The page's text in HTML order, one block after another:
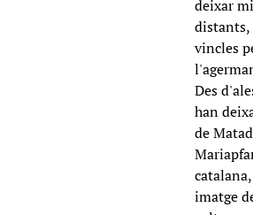
deixar
distants,
vincles
Des
han
de
imatge